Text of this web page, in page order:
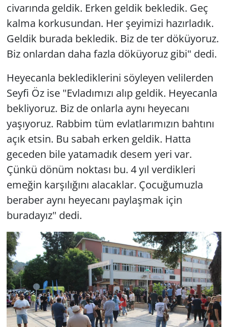
civarında geldik. Erken geldik bekledik. Geç
kalma korkusundan. Her şeyimizi hazırladık.
Geldik burada bekledik. Biz de ter döküyoruz.
Biz onlardan daha fazla döküyoruz gibi" dedi.
Heyecanla beklediklerini söyleyen velilerden
Seyfi Öz ise "Evladımızı alıp geldik. Heyecanla
bekliyoruz. Biz de onlarla aynı heyecanı
yaşıyoruz. Rabbim tüm evlatlarımızın bahtını
açık etsin. Bu sabah erken geldik. Hatta
geceden bile yatamadık desem yeri var.
Çünkü dönüm noktası bu. 4 yıl verdikleri
emeğin karşılığını alacaklar. Çocuğumuzla
beraber aynı heyecanı paylaşmak için
buradayız" dedi.